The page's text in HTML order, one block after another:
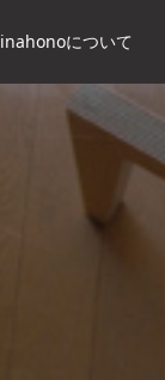
inahonoについて